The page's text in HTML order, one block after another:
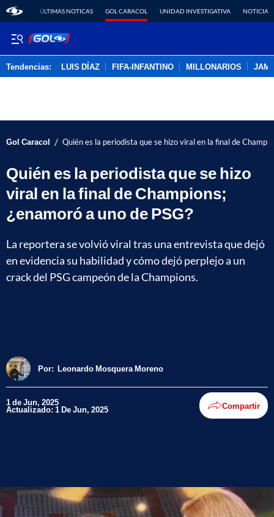
ÚLTIMAS NOTICAS GOL CARACOL UNIDAD INVESTIGATIVA NOTICIAS
Tendencias: LUIS DÍAZ FIFA-INFANTINO MILLONARIOS
Gol Caracol / Quién es la periodista que se hizo viral en la final de
Quién es la periodista que se hizo
viral en la final de Champions;
¿enamoró a uno de PSG?
La reportera se volvió viral tras una entrevista que dejó
en evidencia su habilidad y cómo dejó perplejo a un
crack del PSG campeón de la Champions.
Por: Leonardo Mosquera Moreno
1 de Jun, 2025
Actualizado: 1 De Jun, 2025 Compartir